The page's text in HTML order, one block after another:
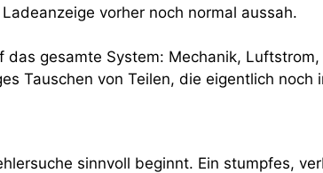
Ladeanzeige vorher noch normal aussah.
gesamte System: Mechanik,
Tauschen von Teilen, die eigentlich noch
sinnvoll beginnt. Ein stumpfes,